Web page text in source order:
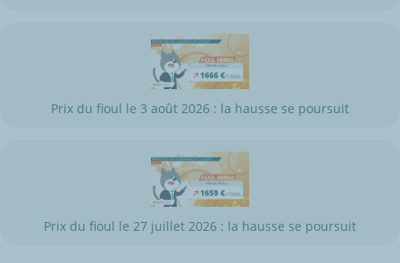
Prix du fioul le 3 août 2026 : la hausse se poursuit
Prix du fioul le 27 juillet 2026 : la hausse se poursuit